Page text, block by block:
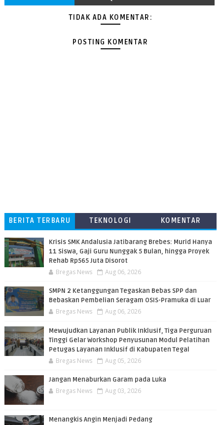
TIDAK ADA KOMENTAR:
POSTING KOMENTAR
BERITA TERBARU TEKNOLOGI
KOMENTAR
Krisis SMK Andalusia Jatibarang Brebes: Murid Hanya
11 Siswa, Gaji Guru Nunggak 5 Bulan, hingga Proyek
Rehab Rp565 Juta Disorot
Bregas News Aug 06, 2026
SMPN 2 Ketanggungan Tegaskan Bebas SPP dan
Bebaskan Pembelian Seragam OSIS-Pramuka di Luar
Bregas News Aug 06, 2026
​Mewujudkan Layanan Publik Inklusif, Tiga Perguruan
Tinggi Gelar Workshop Penyusunan Modul Pelatihan
Petugas Layanan Inklusif di Kabupaten Tegal
Bregas News Aug 05, 2026
Jangan Menaburkan Garam pada Luka
Bregas News Aug 03, 2026
Menangkis Angin Menjadi Pedang